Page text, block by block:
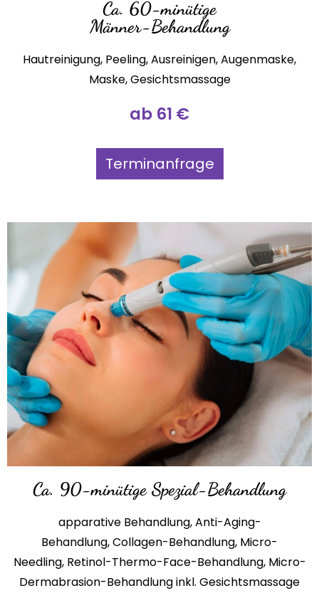
Ca. 60-minütige
Männer-Behandlung
Hautreinigung, Peeling, Ausreinigen, Augenmaske,
Maske, Gesichtsmassage
ab 61 €
Terminanfrage
Ca. 90-minütige Spezial-Behandlung
apparative Behandlung,Anti-Aging-
Behandlung,Collagen-Behandlung, Micro-
Needling, Retinol-Thermo-Face-Behandlung, Micro-
Dermabrasion-Behandlunginkl. Gesichtsmassage